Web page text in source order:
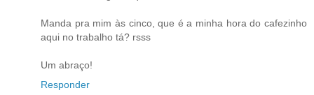
Manda pra mim às cinco, que é a minha hora do cafezinho
aqui no trabalho tá? rsss
Um abraço!
Responder